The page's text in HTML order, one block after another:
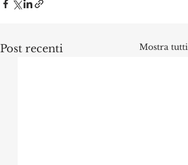
Post recenti Mostra tutti